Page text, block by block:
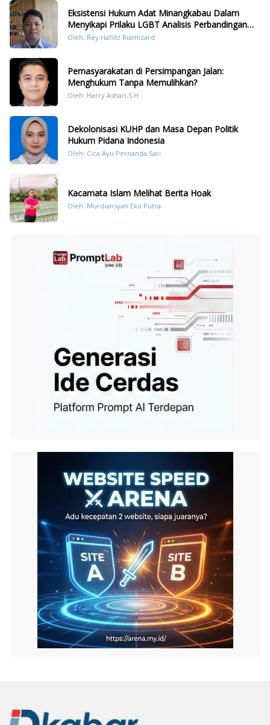
Eksistensi Hukum Adat Minangkabau Dalam
Menyikapi Prilaku LGBT Analisis Perbandingan
Dengan Hukum Pidana
Oleh: Rey Hafidz Riamizard
Pemasyarakatan di Persimpangan Jalan:
Menghukum Tanpa Memulihkan?
Oleh: Harry Ashari,S.H.
Dekolonisasi KUHP dan Masa Depan Politik
Hukum Pidana Indonesia
Oleh: Cica Ayu Pernanda Sari
Kacamata Islam Melihat Berita Hoak
Oleh: Murdiansyah Eko Putra